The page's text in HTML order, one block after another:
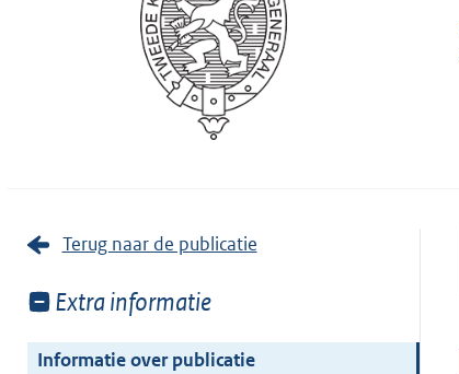
Terug naar de publicatie
Toon
van:
Extra informatie
Informatie over publicatie